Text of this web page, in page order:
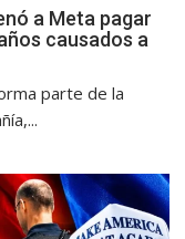
a Meta pagar
causados a
parte de la